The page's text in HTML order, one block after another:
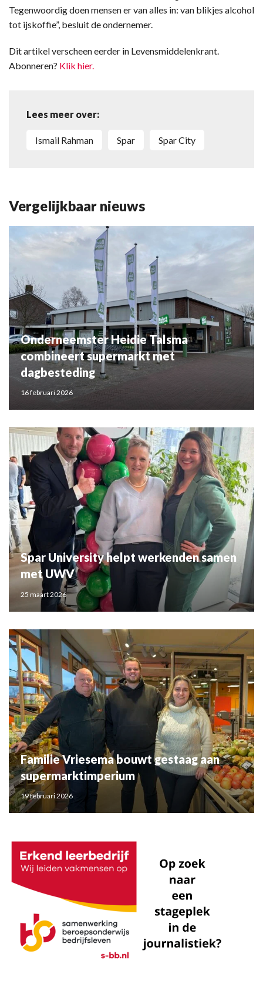
Tegenwoordig doen mensen er van alles in: van blikjes alcohol
tot ijskoffie”, besluit de ondernemer.
Dit artikel verscheen eerder in Levensmiddelenkrant.
Abonneren? Klik hier.
Lees meer over:
Ismail Rahman Spar Spar City
Vergelijkbaar nieuws
Onderneemster Heidie Talsma
combineert supermarkt met
dagbesteding
16 februari 2026
Spar University helpt werkenden samen
met UWV
25 maart 2026
Familie Vriesema bouwt gestaag aan
supermarktimperium
19 februari 2026